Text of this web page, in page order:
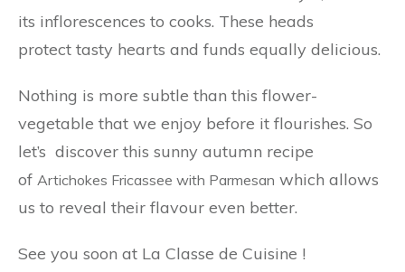
its inflorescences to cooks. These heads
protect tasty hearts and funds equally delicious.
Nothing is more subtle than this flower-
vegetable that we enjoy before it flourishes. So
let’s discover this sunny autumn recipe
of Artichokes Fricassee with Parmesan which allows
us to reveal their flavour even better.
See you soon at La Classe de Cuisine !